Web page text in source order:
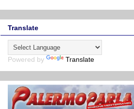
Translate
Powered by Translate